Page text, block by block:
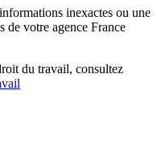
informations inexactes ou une
de votre agence France
du travail, consultez